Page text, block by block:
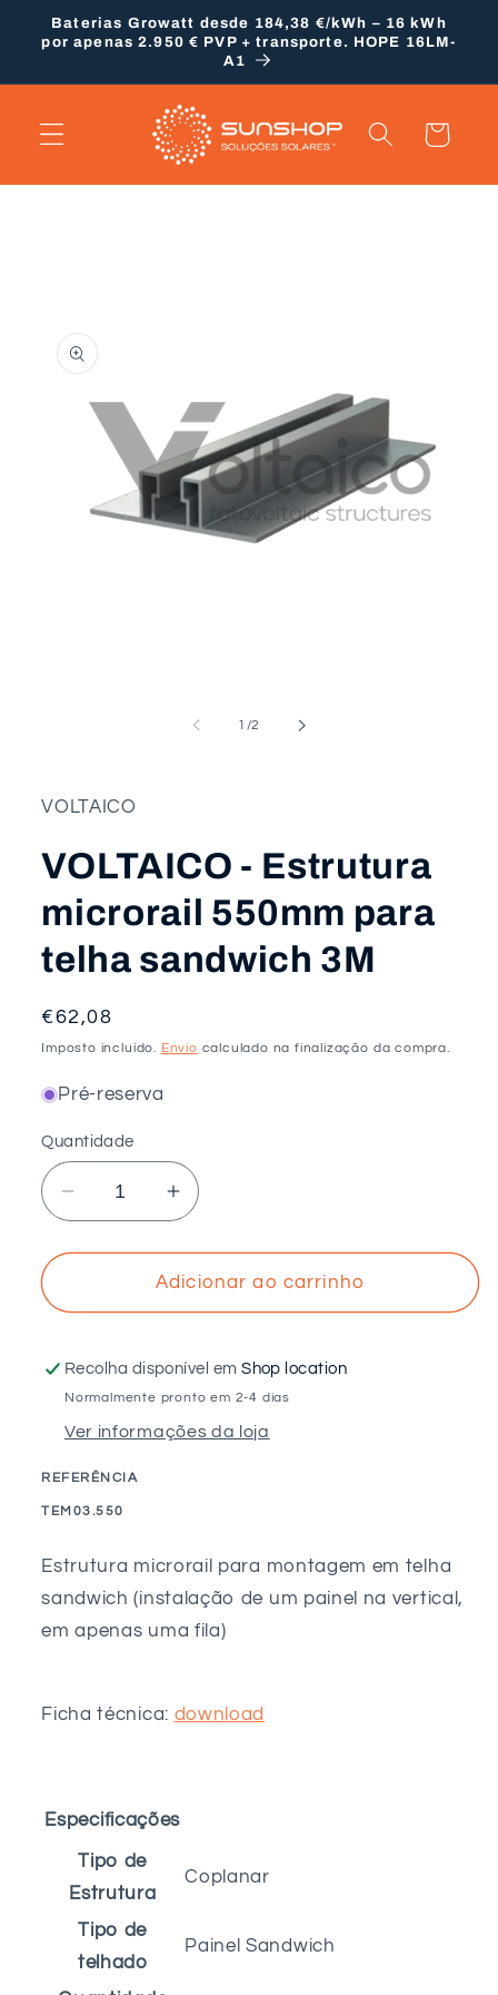
para o
conteúdo
Baterias Growatt desde 184,38 €/kWh – 16 kWh
por apenas 2.950 € PVP + transporte. HOPE 16LM-
A1
Carrinho
1 /de
2
VOLTAICO
VOLTAICO - Estrutura
microrail 550mm para
telha sandwich 3M
Preço
normal
€62,08
Imposto incluído. Envio calculado na finalização da compra.
Pré-reserva
Quantidade
Diminuir
a
quantidade
VOLTAICO
Estrutura
microrail
para
telha
3M
Aumentar
a
quantidade
de
VOLTAICO
Estrutura
microrail
para
Adicionar ao carrinho
Recolha disponível emShop location
Normalmente pronto em 2-4 dias
Ver informações da loja
REFERÊNCIA
SKU:
TEM03.550
Estrutura microrail para montagem em telha
sandwich (instalação de um painel na vertical,
em apenas uma fila)
Ficha técnica: download
Especificações
Tipo de
Estrutura
Coplanar
Tipo de
telhado
Painel Sandwich